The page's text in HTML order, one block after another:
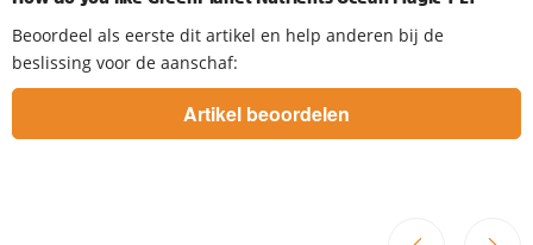
Beoordeel als eerste dit artikel en help anderen bij de
beslissing voor de aanschaf: